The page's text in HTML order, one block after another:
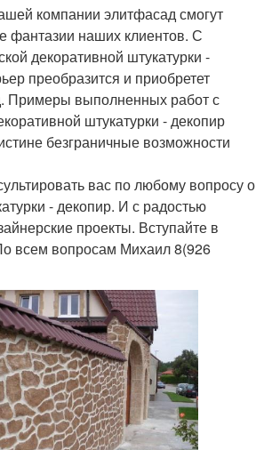
компании элитфасад смогут
фантазии наших клиентов. С
декоративной штукатурки -
преобразится и приобретет
Примеры выполненных работ с
штукатурки - декопир
безграничные возможности
вас по любому вопросу о
- декопир. И с радостью
проекты. Вступайте в
всем вопросам Михаил 8(926